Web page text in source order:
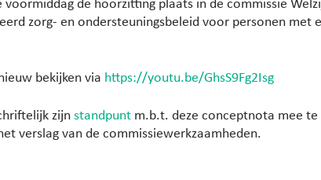
voormiddag de hoorzitting plaats in de commissie
zorg- en ondersteuningsbeleid voor personen met
bekijken via https://youtu.be/GhsS9Fg2Isg
zijn standpunt m.b.t. deze conceptnota mee
verslag van de commissiewerkzaamheden.